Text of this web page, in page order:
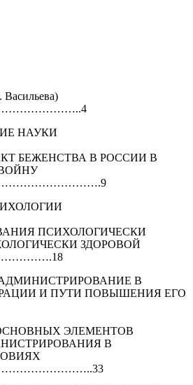
НАУКИ
БЕЖЕНСТВА В РОССИИ В
ПСИХОЛОГИЧЕСКИ
ЗДОРОВОЙ
В
И ПУТИ ПОВЫШЕНИЯ ЕГО
ЭЛЕМЕНТОВ
В